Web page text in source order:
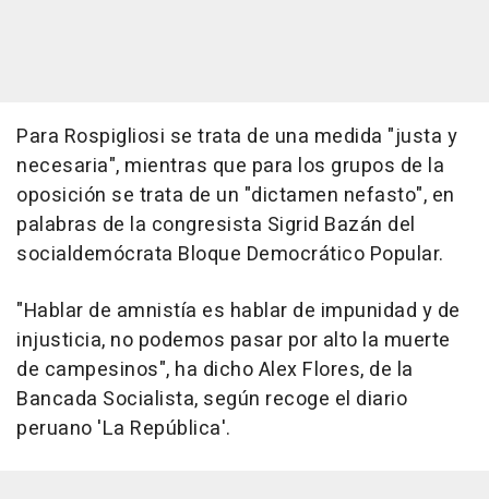
Para Rospigliosi se trata de una medida "justa y
necesaria", mientras que para los grupos de la
oposición se trata de un "dictamen nefasto", en
palabras de la congresista Sigrid Bazán del
socialdemócrata Bloque Democrático Popular.
"Hablar de amnistía es hablar de impunidad y de
injusticia, no podemos pasar por alto la muerte
de campesinos", ha dicho Alex Flores, de la
Bancada Socialista, según recoge el diario
peruano 'La República'.